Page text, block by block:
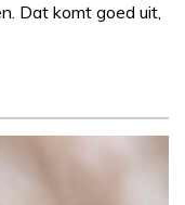
Dat komt goed uit,